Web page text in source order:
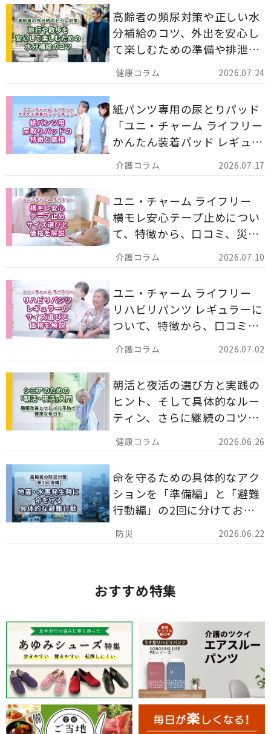
2026.07.24
高齢者の頻尿対策や正しい水
分補給のコツ、外出を安心し
て楽しむための準備や排泄ケ
ア用品の選び方を解説しま
す。
2026.07.17
紙パンツ専用の尿とりパッド
「ユニ・チャーム ライフリー
かんたん装着パッド レギュラ
ー 計162枚」について解説し
ます。
2026.07.10
ユニ・チャーム ライフリー
横モレ安心テープ止めについ
て、特徴から、口コミ、災害
備蓄としての活用法まで分か
りやすく解説します。
2026.07.02
ユニ・チャーム ライフリー
リハビリパンツ レギュラーに
ついて、特徴から、口コミ、
災害備蓄としての活用法まで
分かりやすく解説します。
2026.06.26
朝活と夜活の選び方と実践の
ヒント、そして具体的なルー
ティン、さらに継続のコツま
でを詳しくご紹介します。
2026.06.22
命を守るための具体的なアク
ションを「準備編」と「避難
行動編」の2回に分けてお届
けしています。
おすすめ特集